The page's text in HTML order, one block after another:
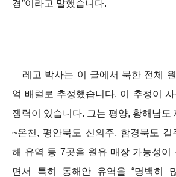
경”이라고 말했습니다.
레고 박사는 이 글에서 북한 전체
억 배럴로 추정했습니다. 이 추정이
쟁력이 있습니다. 그는 평양, 황해남도
~온천, 평안북도 신의주, 함경북도 길
해 유역 등 7곳을 원유 매장 가능성이
면서 특히 동해안 유역을 “명백히